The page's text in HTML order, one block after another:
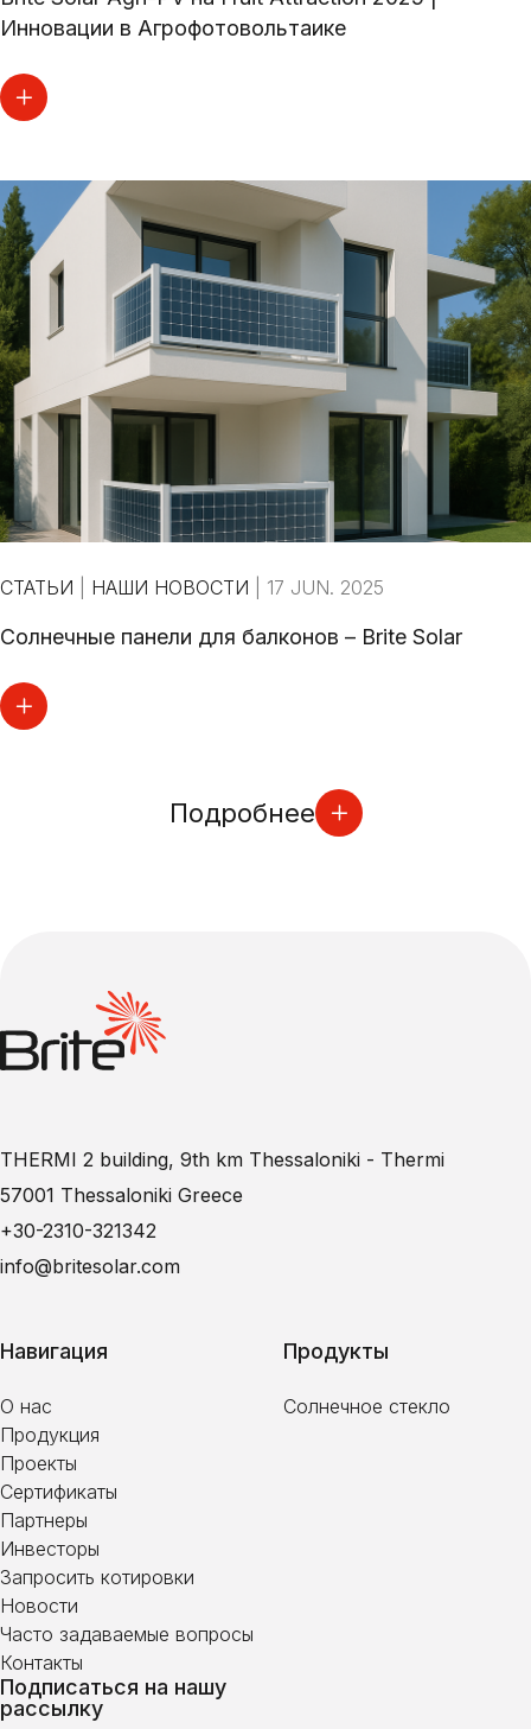
Инновации в Агрофотовольтаике
СТАТЬИ НАШИ НОВОСТИ 17 JUN. 2025
Солнечные панели для балконов – Brite Solar
Подробнее
THERMI 2 building, 9th km Thessaloniki - Thermi
57001 Thessaloniki Greece
+30-2310-321342
info@britesolar.com
Навигация
О нас
Продукция
Проекты
Сертификаты
Партнеры
Инвесторы
Запросить котировки
Новости
Часто задаваемые вопросы
Контакты
Продукты
Солнечное стекло
Подписаться на нашу
рассылку